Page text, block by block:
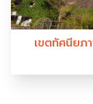
เขตทัศนีย